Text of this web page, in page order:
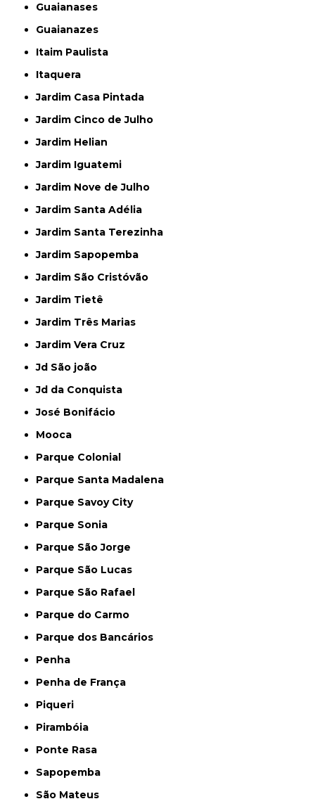
Guaianases
Guaianazes
Itaim Paulista
Itaquera
Jardim Casa Pintada
Jardim Cinco de Julho
Jardim Helian
Jardim Iguatemi
Jardim Nove de Julho
Jardim Santa Adélia
Jardim Santa Terezinha
Jardim Sapopemba
Jardim São Cristóvão
Jardim Tietê
Jardim Três Marias
Jardim Vera Cruz
Jd São joão
Jd da Conquista
José Bonifácio
Mooca
Parque Colonial
Parque Santa Madalena
Parque Savoy City
Parque Sonia
Parque São Jorge
Parque São Lucas
Parque São Rafael
Parque do Carmo
Parque dos Bancários
Penha
Penha de França
Piqueri
Pirambóia
Ponte Rasa
Sapopemba
São Mateus